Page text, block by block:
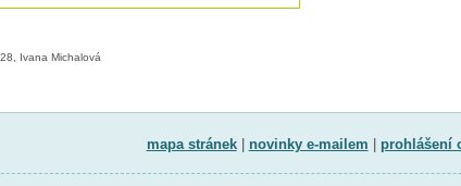
Ivana Michalová
mapa stránek| novinky e-mailem prohlášení